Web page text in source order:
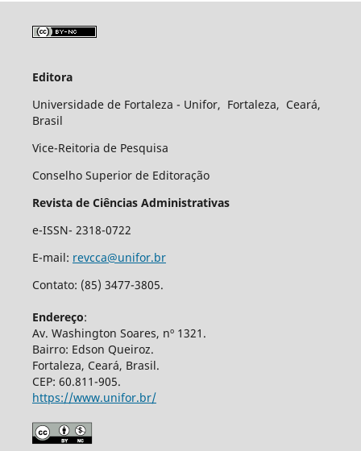
Editora
Universidade de Fortaleza - Unifor, Fortaleza, Ceará,
Brasil
Vice-Reitoria de Pesquisa
Conselho Superior de Editoração
Revista de Ciências Administrativas
e-ISSN- 2318-0722
E-mail: revcca@unifor.br
Contato: (85) 3477-3805.
Endereço:
Av. Washington Soares, nº 1321.
Bairro: Edson Queiroz.
Fortaleza, Ceará, Brasil.
CEP: 60.811-905.
https://www.unifor.br/